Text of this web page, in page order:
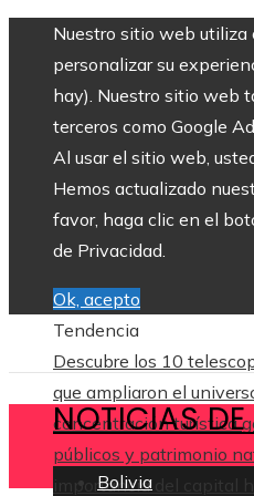
Nuestro sitio web utiliza
personalizar su
hay). Nuestro sitio web
terceros como Google
Al usar el sitio web,
Hemos actualizado
favor, haga clic en el
de Privacidad.
Ok, acepto
Tendencia
Descubre los 10
que ampliaron el
concentración turística
públicos y patrimonio
importancia del capital
NOTICIAS
Bolivia